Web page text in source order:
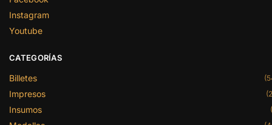
Instagram
Youtube
CATEGORÍAS
Billetes
Impresos
Insumos